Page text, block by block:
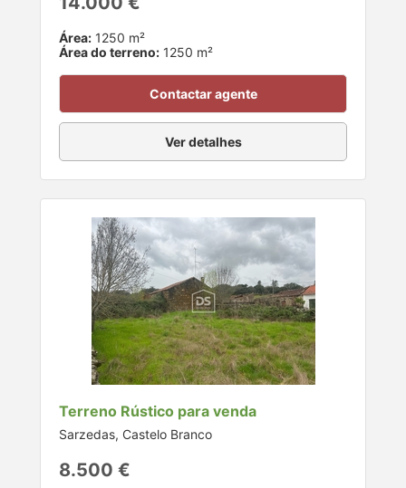
Área: 1250 m²
Área do terreno: 1250 m²
Contactar agente
Ver detalhes
Terreno Rústico para venda
Sarzedas, Castelo Branco
8.500 €